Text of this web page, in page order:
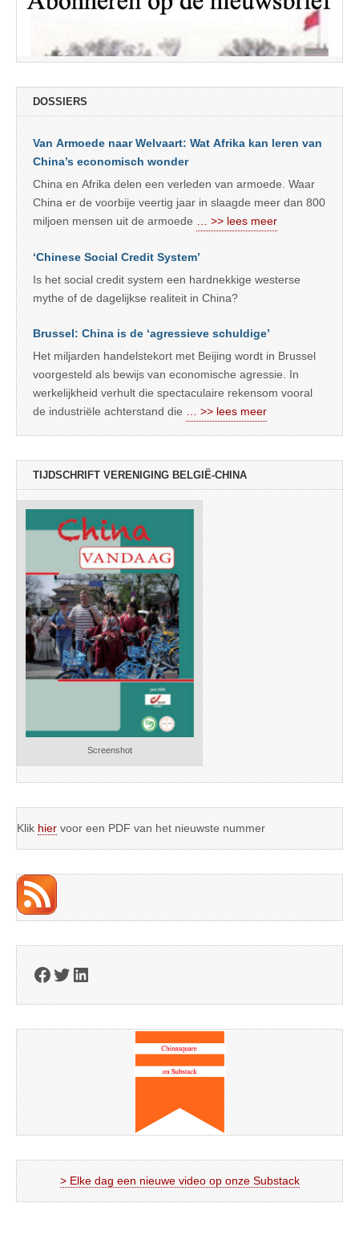
DOSSIERS
Van Armoede naar Welvaart: Wat Afrika kan leren van
China’s economisch wonder
China en Afrika delen een verleden van armoede. Waar
China er de voorbije veertig jaar in slaagde meer dan 800
miljoen mensen uit de armoede
… >> lees meer
‘Chinese Social Credit System’
Is het social credit system een hardnekkige westerse
mythe of de dagelijkse realiteit in China?
Brussel: China is de ‘agressieve schuldige’
Het miljarden handelstekort met Beijing wordt in Brussel
voorgesteld als bewijs van economische agressie. In
werkelijkheid verhult die spectaculaire rekensom vooral
de industriële achterstand die
… >> lees meer
TIJDSCHRIFT VERENIGING BELGIË-CHINA
Screenshot
Klik hier voor een PDF van het nieuwste nummer
Facebook
Twitter
LinkedIn
> Elke dag een nieuwe video op onze Substack